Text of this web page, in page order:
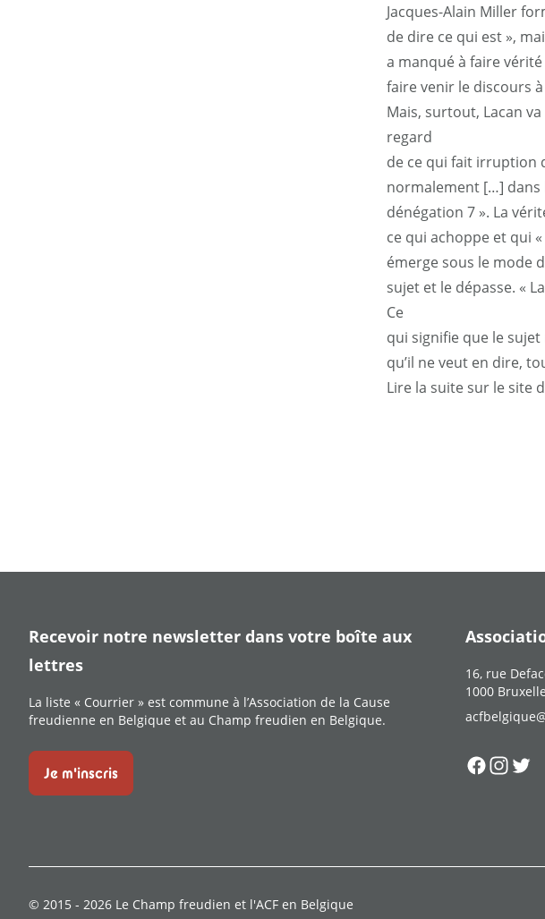
Jacques-Alain Miller
de dire ce qui est »,
a manqué à faire
faire venir le discours
Mais, surtout, Lacan
regard
de ce qui fait irruption
normalement […] dans
dénégation 7 ». La
ce qui achoppe et qui
émerge sous le mode
sujet et le dépasse. «
Ce
qui signifie que le
qu’il ne veut en dire,
Lire la suite sur le site
Recevoir notre newsletter dans votre boîte aux
lettres
La liste « Courrier » est commune à l’Association de la Cause
freudienne en Belgique et au Champ freudien en Belgique.
Je m'inscris
16, rue
1000
Suivez-Suivez-
© 2015 - 2026 Le Champ freudien et l'ACF en Belgique